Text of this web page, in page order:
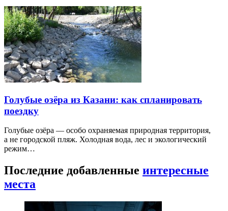
Голубые озёра из Казани: как спланировать
поездку
Голубые озёра — особо охраняемая природная территория,
а не городской пляж. Холодная вода, лес и экологический
режим…
Последние добавленные интересные
места